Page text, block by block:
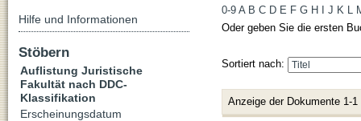
0-9 A B C D E F G H J K L
Oder geben Sie die ersten
Sortiert nach:
Anzeige der Dokumente 1-1
Hilfe und Informationen
Stöbern
Auflistung Juristische
Fakultät nach DDC-
Klassifikation
Erscheinungsdatum